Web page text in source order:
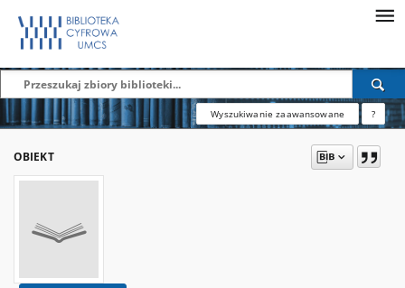
Wyszukiwanie zaawansowane ?
OBIEKT